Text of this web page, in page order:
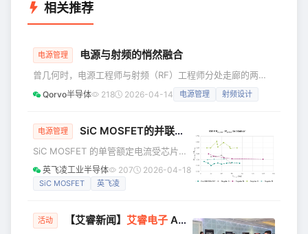
相关推荐
电源管理 电源与射频的悄然融合
曾几何时，电源工程师与射频（RF）工程师分处走廊的两
端。 射频团队对噪声系数和线性度的讨论，仿佛这关乎人类
若频谱中出现杂散信号，那显然是射频问题；若有部件过热，
则毫无疑问归咎于电源。 生活曾经如此简单 如今，那些走廊
间的界限正逐渐消失。现代转换器切换速度极快，使得布局中
的寄生参数如同传输线
Qorvo半导体 218 2026-04-14 电源管理 射频设计
电源管理 SiC MOSFET的并联设计要点
SiC MOSFET 的单管额定电流受芯片面
积、封装散热、导通电阻等因素限制，
常见的单管额定电流多在几十到两百安
出，单管无法满足。因此，SiC
英飞凌工业半导体 207 2026-04-18
SiC MOSFET 英飞凌
活动 【艾睿新闻】 艾睿电子 AMR 台中、台北路演圆满落幕